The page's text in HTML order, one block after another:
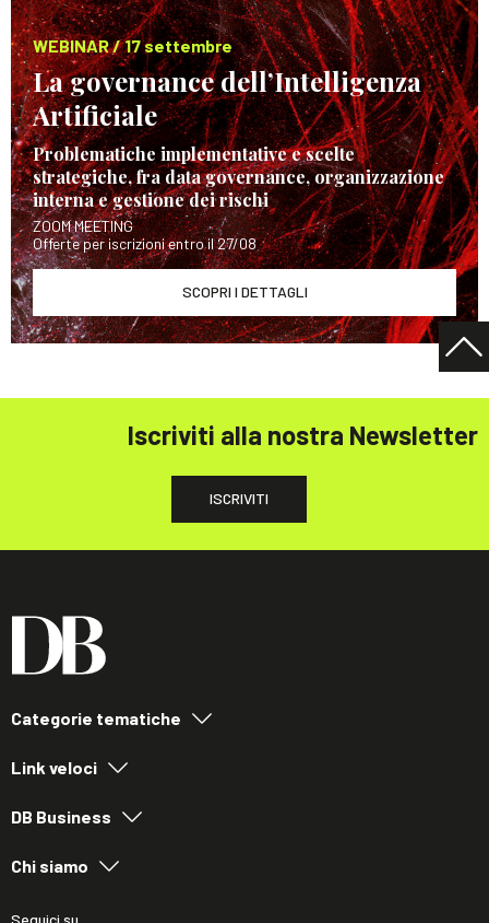
WEBINAR / 17 settembre
La governance dell’Intelligenza
Artificiale
Problematiche implementative e scelte
strategiche, fra data governance, organizzazione
interna e gestione dei rischi
ZOOM MEETING
Offerte per iscrizioni entro il 27/08
SCOPRI I DETTAGLI
Iscriviti alla nostra Newsletter
ISCRIVITI
Categorie tematiche
Link veloci
DB Business
Chi siamo
Seguici su